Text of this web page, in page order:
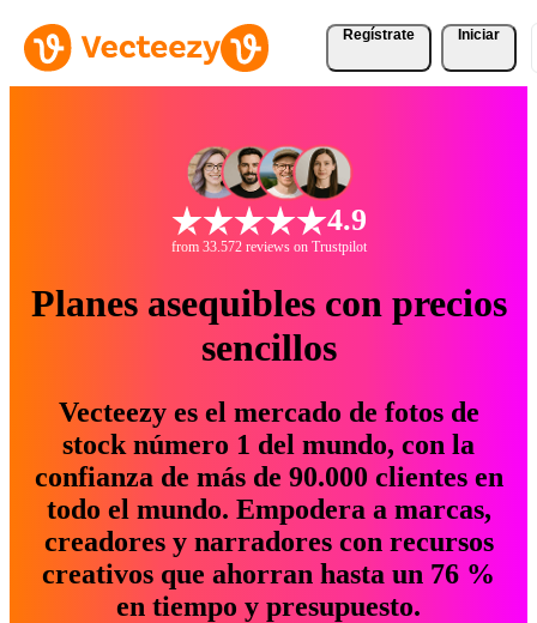
Regístrate Iniciar
4.9
from 33.572 reviews on Trustpilot
Planes asequibles con precios
sencillos
Vecteezy es el mercado de fotos de
stock número 1 del mundo, con la
confianza de más de 90.000 clientes en
todo el mundo. Empodera a marcas,
creadores y narradores con recursos
creativos que ahorran hasta un 76 %
en tiempo y presupuesto.